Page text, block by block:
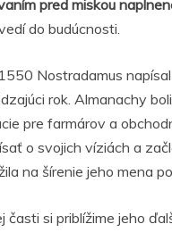
pred miskou
do budúcnosti.
Nostradamus
rok. Almanachy
pre farmárov a
o svojich víziách a
na šírenie jeho mena
časti si priblížime jeho